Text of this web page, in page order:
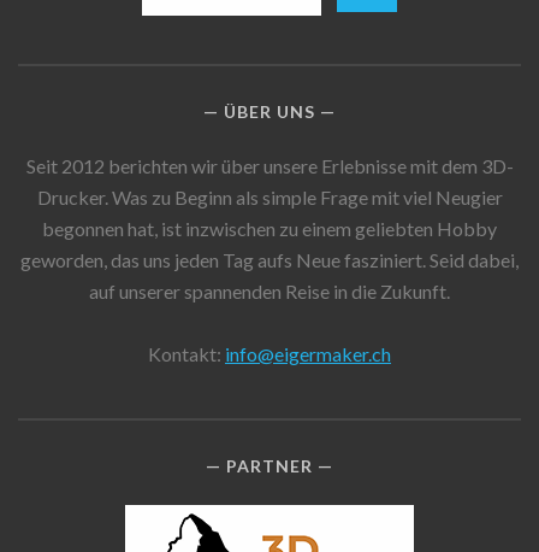
ÜBER UNS
Seit 2012 berichten wir über unsere Erlebnisse mit dem 3D-
Drucker. Was zu Beginn als simple Frage mit viel Neugier
begonnen hat, ist inzwischen zu einem geliebten Hobby
geworden, das uns jeden Tag aufs Neue fasziniert. Seid dabei,
auf unserer spannenden Reise in die Zukunft.
Kontakt: info@eigermaker.ch
PARTNER